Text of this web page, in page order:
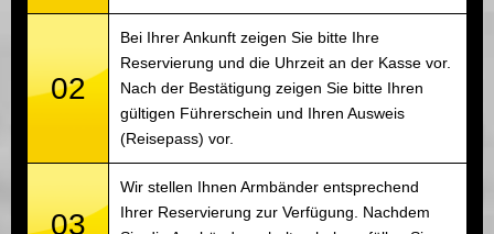
02
Bei Ihrer Ankunft zeigen Sie bitte Ihre
Reservierung und die Uhrzeit an der Kasse vor.
Nach der Bestätigung zeigen Sie bitte Ihren
gültigen Führerschein und Ihren Ausweis
(Reisepass) vor.
03
Wir stellen Ihnen Armbänder entsprechend
Ihrer Reservierung zur Verfügung. Nachdem